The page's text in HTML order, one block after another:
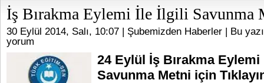
İş Bırakma Eylemi İle İlgili Savunma
30 Eylül 2014, Salı, 10:07 | Şubemizden Haberler | Bu
yorum
24 Eylül İş Bırakma
Savunma Metni için